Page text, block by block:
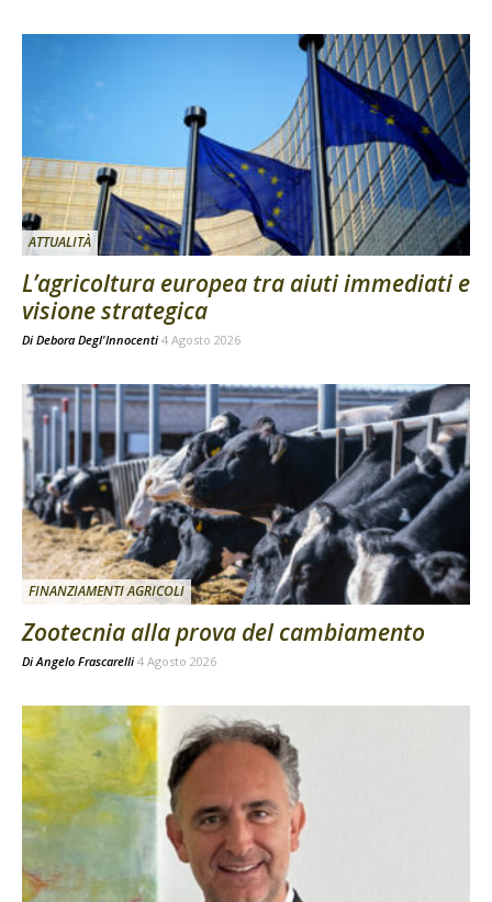
ATTUALITÀ
L’agricoltura europea tra aiuti immediati e
visione strategica
Di Debora Degl'Innocenti 4 Agosto 2026
FINANZIAMENTI AGRICOLI
Zootecnia alla prova del cambiamento
DiAngelo Frascarelli 4 Agosto 2026